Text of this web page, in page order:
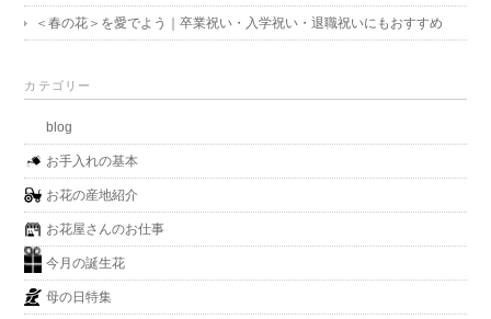
＜春の花＞を愛でよう｜卒業祝い・入学祝い・退職祝いにもおすすめ
カテゴリー
blog
お手入れの基本
お花の産地紹介
お花屋さんのお仕事
今月の誕生花
母の日特集